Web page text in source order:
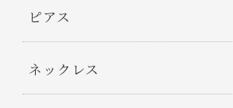
ピアス
ネックレス